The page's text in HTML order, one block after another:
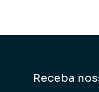
Receba